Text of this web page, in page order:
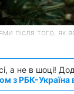
після того, як
а не в шоці!
з РБК-Україна